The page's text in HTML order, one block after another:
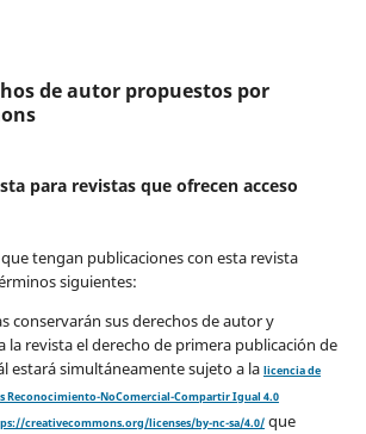
de autor propuestos por
para revistas que ofrecen acceso
tengan publicaciones con esta revista
siguientes:
conservarán sus derechos de autor y
la revista el derecho de primera publicación de
estará simultáneamente sujeto a la licencia de
Reconocimiento-NoComercial-Compartir Igual 4.0
creativecommons.org/licenses/by-nc-sa/4.0/que